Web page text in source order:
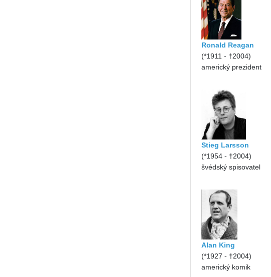
Ronald Reagan
(*1911 - †2004)
americký prezident
Stieg Larsson
(*1954 - †2004)
švédský spisovatel
Alan King
(*1927 - †2004)
americký komik